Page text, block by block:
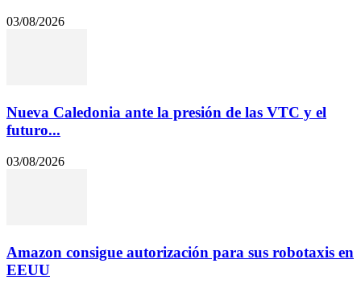
03/08/2026
Nueva Caledonia ante la presión de las VTC y el
futuro...
03/08/2026
Amazon consigue autorización para sus robotaxis en
EEUU